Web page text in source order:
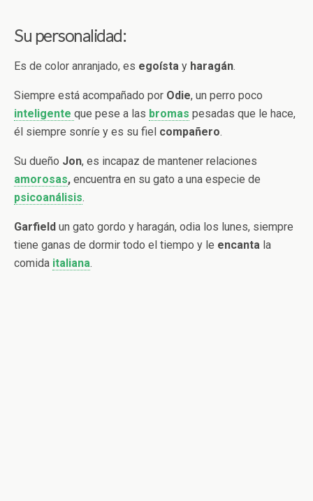
Su personalidad:
Es de color anranjado, es egoísta y haragán.
Siempre está acompañado por Odie, un perro poco
inteligente que pese a las bromas pesadas que le hace,
él siempre sonríe y es su fiel compañero.
Su dueño Jon, es incapaz de mantener relaciones
amorosas, encuentra en su gato a una especie de
psicoanálisis.
Garfield un gato gordo y haragán, odia los lunes, siempre
tiene ganas de dormir todo el tiempo y le encanta la
comida italiana.